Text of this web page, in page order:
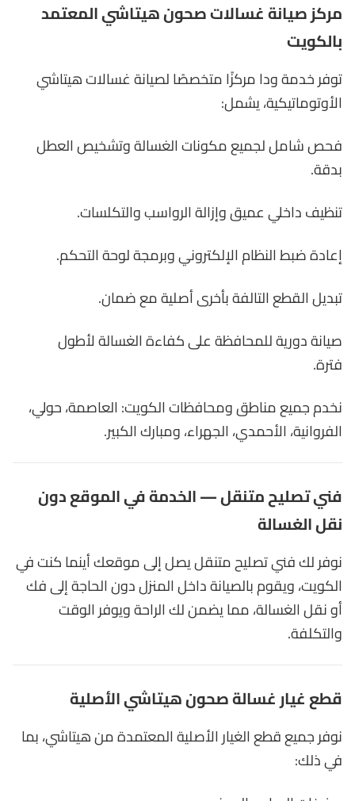
مركز صيانة غسالات صحون هيتاشي المعتمد
بالكويت
توفر خدمة ودا مركزًا متخصصًا لصيانة غسالات هيتاشي
الأوتوماتيكية، يشمل:
فحص شامل لجميع مكونات الغسالة وتشخيص العطل
بدقة.
تنظيف داخلي عميق وإزالة الرواسب والتكلسات.
إعادة ضبط النظام الإلكتروني وبرمجة لوحة التحكم.
تبديل القطع التالفة بأخرى أصلية مع ضمان.
صيانة دورية للمحافظة على كفاءة الغسالة لأطول
فترة.
نخدم جميع مناطق ومحافظات الكويت: العاصمة، حولي،
الفروانية، الأحمدي، الجهراء، ومبارك الكبير.
فني تصليح متنقل — الخدمة في الموقع دون
نقل الغسالة
نوفر لك فني تصليح متنقل يصل إلى موقعك أينما كنت في
الكويت، ويقوم بالصيانة داخل المنزل دون الحاجة إلى فك
أو نقل الغسالة، مما يضمن لك الراحة ويوفر الوقت
والتكلفة.
قطع غيار غسالة صحون هيتاشي الأصلية
نوفر جميع قطع الغيار الأصلية المعتمدة من هيتاشي، بما
في ذلك: